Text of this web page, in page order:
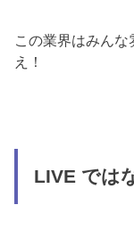
この業界はみんな
え！
LIVE では